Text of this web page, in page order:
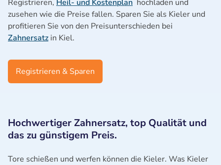
Registrieren, Heil- und Kostenplan hochladen und
zusehen wie die Preise fallen. Sparen Sie als Kieler und
profitieren Sie von den Preisunterschieden bei
Zahnersatz in Kiel.
Registrieren & Sparen
Hochwertiger Zahnersatz, top Qualität und
das zu günstigem Preis.
Tore schießen und werfen können die Kieler. Was Kieler